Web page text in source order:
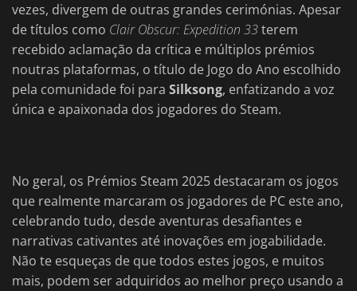
vezes, divergem de outras grandes cerimónias. Apesar
de títulos como Clair Obscur: Expedition 33terem
recebido aclamação da crítica e múltiplos prémios
noutras plataformas, o título de Jogo do Ano escolhido
pela comunidade foi para Silksong, enfatizando a voz
única e apaixonada dos jogadores do Steam.
No geral, os Prémios Steam 2025 destacaram os jogos
que realmente marcaram os jogadores de PC este ano,
celebrando tudo, desde aventuras desafiantes e
narrativas cativantes até inovações em jogabilidade.
Não te esqueças de que todos estes jogos, e muitos
mais, podem ser adquiridos ao melhor preço usando a